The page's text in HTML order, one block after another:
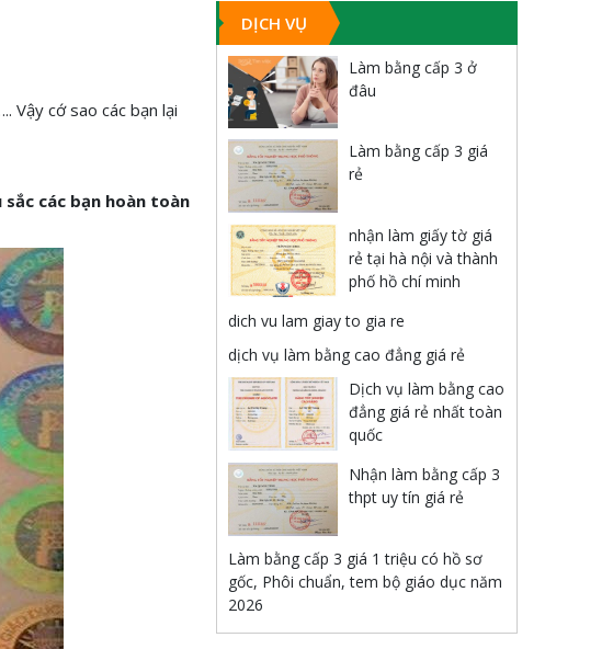
Vậy cớ sao các bạn lại
các bạn hoàn toàn
DỊCH VỤ
Làm bằng cấp 3 ở
đâu
Làm bằng cấp 3 giá
rẻ
nhận làm giấy tờ giá
rẻ tại hà nội và thành
phố hồ chí minh
dich vu lam giay to gia re
dịch vụ làm bằng cao đẳng giá rẻ
Dịch vụ làm bằng cao
đẳng giá rẻ nhất toàn
quốc
Nhận làm bằng cấp 3
thpt uy tín giá rẻ
Làm bằng cấp 3 giá 1 triệu có hồ sơ
gốc, Phôi chuẩn, tem bộ giáo dục năm
2026